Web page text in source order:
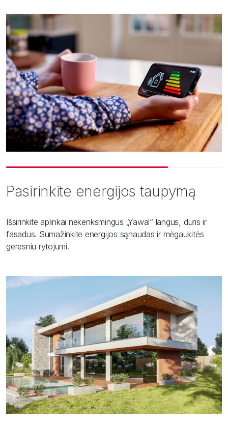
Pasirinkite energijos taupymą
Išsirinkite aplinkai nekenksmingus „Yawal“ langus, duris ir
fasadus. Sumažinkite energijos sąnaudas ir mėgaukitės
geresniu rytojumi.